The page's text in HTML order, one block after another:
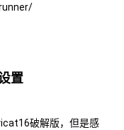
置
破解版，但是感